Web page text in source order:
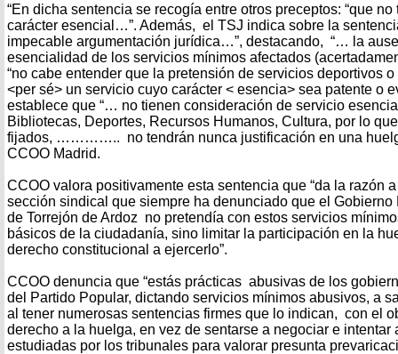
“En dicha sentencia se recogía entre otros preceptos: “que
carácter esencial…”. Además, el TSJ indica sobre la
impecable argumentación jurídica…”, destacando, “… la
esencialidad de los servicios mínimos afectados
“no cabe entender que la pretensión de servicios deportivos
<per sé> un servicio cuyo carácter < esencia> sea patente o
establece que “… no tienen consideración de servicio
Bibliotecas, Deportes, Recursos Humanos, Cultura, por lo
fijados, ………….. no tendrán nunca justificación en una
CCOO Madrid.
CCOO valora positivamente esta sentencia que “da la razón
sección sindical que siempre ha denunciado que el
de Torrejón de Ardoz no pretendía con estos servicios
básicos de la ciudadanía, sino limitar la participación en la
derecho constitucional a ejercerlo”.
CCOO denuncia que “estás prácticas abusivas de los
del Partido Popular, dictando servicios mínimos abusivos, a
al tener numerosas sentencias firmes que lo indican, con el
derecho a la huelga, en vez de sentarse a negociar e intentar
estudiadas por los tribunales para valorar presunta